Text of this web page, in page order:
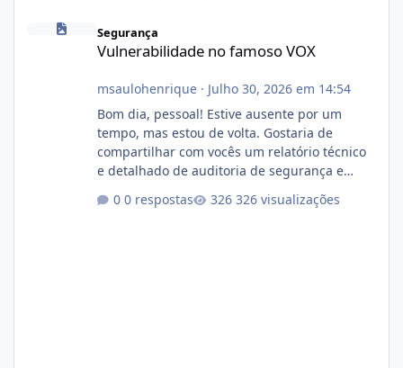
Vulnerabilidade no famoso VOX
Segurança
Vulnerabilidade no famoso VOX
msaulohenrique· Julho 30, 2026 em 14:54
Bom dia, pessoal! Estive ausente por um
tempo, mas estou de volta. Gostaria de
compartilhar com vocês um relatório técnico
e detalhado de auditoria de segurança e
atualmente em circulação e comercialização
0 respostas 326 visualizações